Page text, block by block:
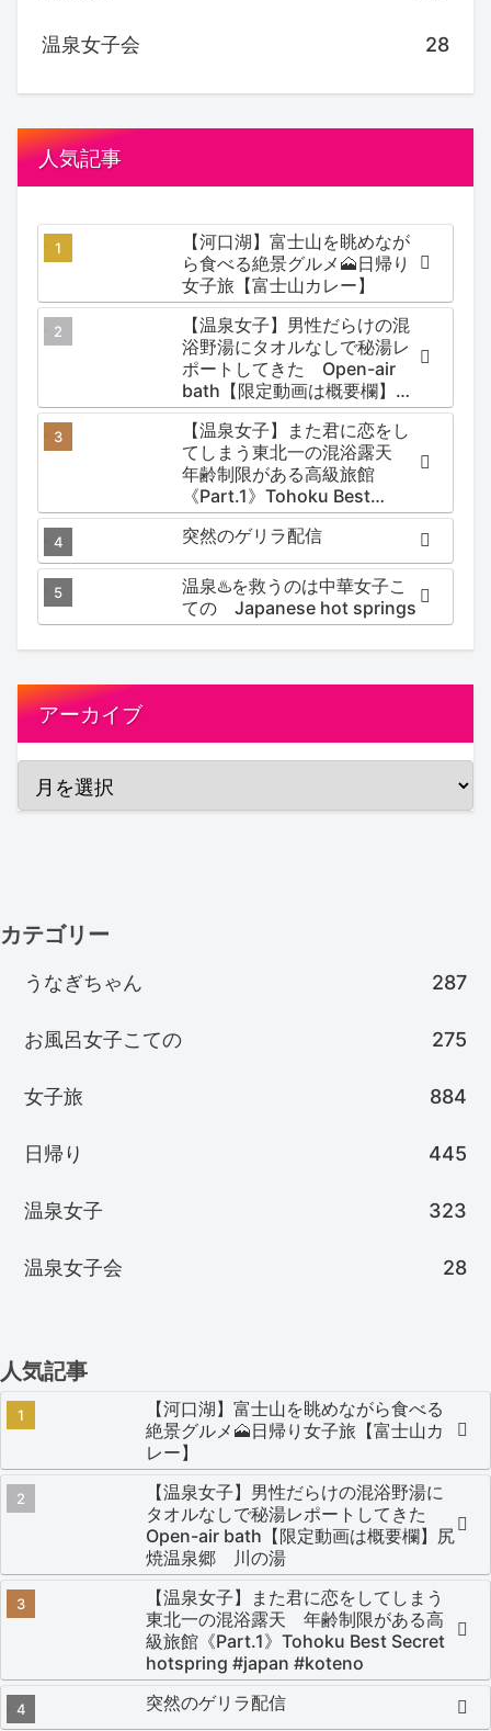
温泉女子会 28
人気記事
【河口湖】富士山を眺めなが
ら食べる絶景グルメ🗻日帰り
女子旅【富士山カレー】
【温泉女子】男性だらけの混
浴野湯にタオルなしで秘湯レ
ポートしてきた Open-air
bath【限定動画は概要欄】尻
焼温泉郷 川の湯
【温泉女子】また君に恋をし
てしまう東北一の混浴露天
年齢制限がある高級旅館
《Part.1》Tohoku Best
Secret hotspring #japan
#koteno
突然のゲリラ配信
温泉♨️を救うのは中華女子こ
ての Japanese hot springs
アーカイブ
カテゴリー
うなぎちゃん 287
お風呂女子こての 275
女子旅 884
日帰り 445
温泉女子 323
温泉女子会 28
人気記事
【河口湖】富士山を眺めながら食べる
絶景グルメ🗻日帰り女子旅【富士山カ
レー】
【温泉女子】男性だらけの混浴野湯に
タオルなしで秘湯レポートしてきた
Open-air bath【限定動画は概要欄】尻
焼温泉郷 川の湯
【温泉女子】また君に恋をしてしまう
東北一の混浴露天 年齢制限がある高
級旅館《Part.1》Tohoku Best Secret
hotspring #japan #koteno
突然のゲリラ配信